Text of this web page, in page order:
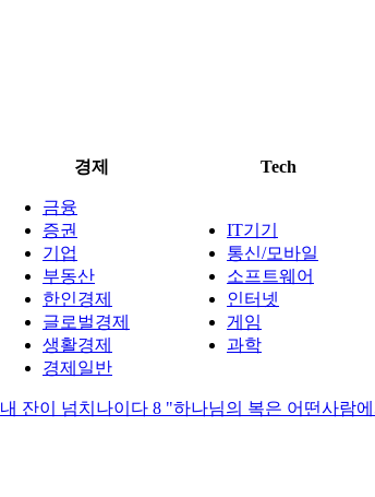
경제 Tech
금융
증권
기업
부동산
한인경제
글로벌경제
생활경제
경제일반
IT기기
통신/모바일
소프트웨어
인터넷
게임
과학
내 잔이 넘치나이다 8 "하나님의 복은 어떤사람